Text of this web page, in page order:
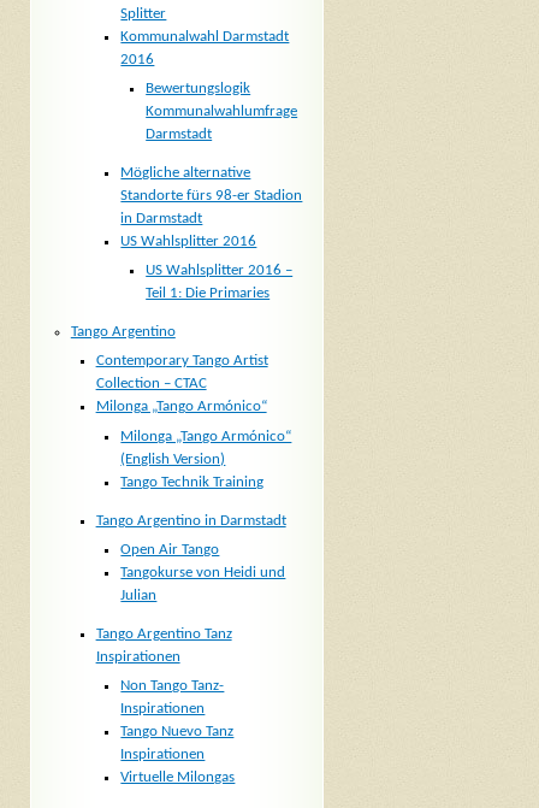
Splitter
Kommunalwahl Darmstadt
2016
Bewertungslogik
Kommunalwahlumfrage
Darmstadt
Mögliche alternative
Standorte fürs 98-er Stadion
in Darmstadt
US Wahlsplitter 2016
US Wahlsplitter 2016 –
Teil 1: Die Primaries
Tango Argentino
Contemporary Tango Artist
Collection – CTAC
Milonga „Tango Armónico“
Milonga „Tango Armónico“
(English Version)
Tango Technik Training
Tango Argentino in Darmstadt
Open Air Tango
Tangokurse von Heidi und
Julian
Tango Argentino Tanz
Inspirationen
Non Tango Tanz-
Inspirationen
Tango Nuevo Tanz
Inspirationen
Virtuelle Milongas